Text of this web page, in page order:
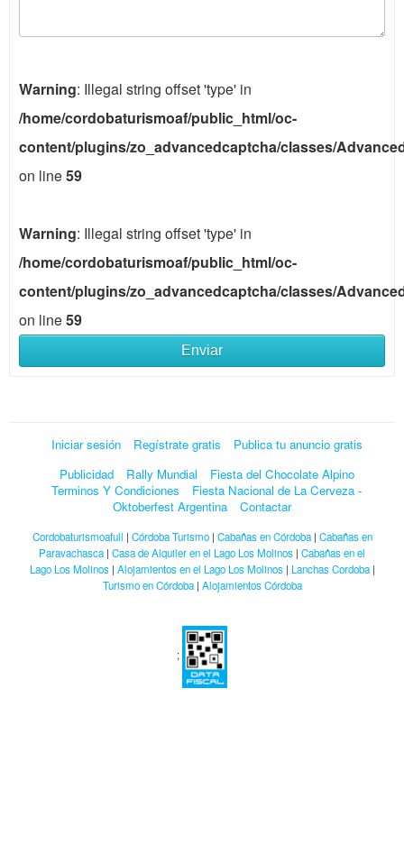
Warning: Illegal string offset 'type' in
/home/cordobaturismoaf/public_html/oc-
content/plugins/zo_advancedcaptcha/classes/
on line59
Warning: Illegal string offset 'type' in
/home/cordobaturismoaf/public_html/oc-
content/plugins/zo_advancedcaptcha/classes/
on line59
Enviar
Iniciar sesión Regístrate gratis
Publica tu anuncio gratis
Publicidad
Rally Mundial
Fiesta del Chocolate Alpino
Terminos Y Condiciones
Fiesta Nacional de La Cerveza -
Oktoberfest Argentina
Contactar
Cordobaturismoafull | Córdoba Turismo| Cabañas en Córdoba| Cabañas en
Paravachasca| Casa de Alquiler en el Lago Los Molinos | Cabañas en el
Lago Los Molinos| Alojamientos en el Lago Los Molinos| Lanchas Cordoba|
Turismo en Córdoba| Alojamientos Córdoba
;